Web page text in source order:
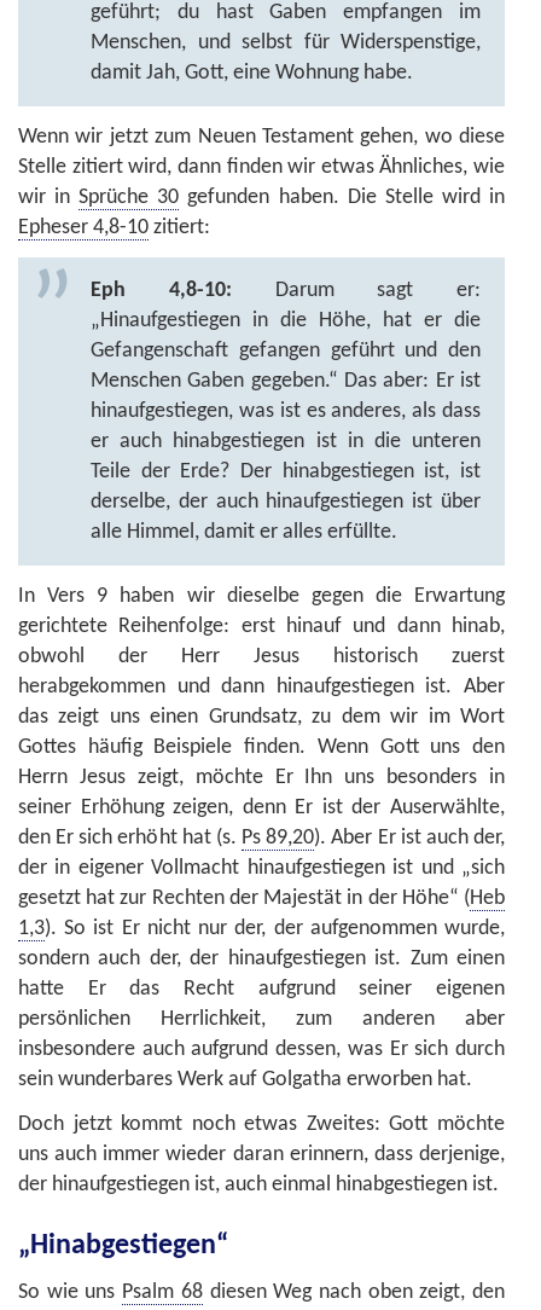
geführt; du hast Gaben empfangen im
Menschen, und selbst für Widerspenstige,
damit Jah, Gott, eine Wohnung habe.
Wenn wir jetzt zum Neuen Testament gehen, wo diese
Stelle zitiert wird, dann finden wir etwas Ähnliches, wie
wir inSprüche 30 gefunden haben. Die Stelle wird in
Epheser 4,8-10 zitiert:
Eph 4,8-10: Darum sagt er:
„Hinaufgestiegen in die Höhe, hat er die
Gefangenschaft gefangen geführt und den
Menschen Gaben gegeben.“ Das aber: Er ist
hinaufgestiegen, was ist es anderes, als dass
er auch hinabgestiegen ist in die unteren
Teile der Erde? Der hinabgestiegen ist, ist
derselbe, der auch hinaufgestiegen ist über
alle Himmel, damit er alles erfüllte.
In Vers 9 haben wir dieselbe gegen die Erwartung
gerichtete Reihenfolge: erst hinauf und dann hinab,
obwohl der Herr Jesus historisch zuerst
herabgekommen und dann hinaufgestiegen ist. Aber
das zeigt uns einen Grundsatz, zu dem wir im Wort
Gottes häufig Beispiele finden. Wenn Gott uns den
Herrn Jesus zeigt, möchte Er Ihn uns besonders in
seiner Erhöhung zeigen, denn Er ist der Auserwählte,
den Er sich erhöht hat (s. Ps 89,20). Aber Er ist auch der,
der in eigener Vollmacht hinaufgestiegen ist und „sich
gesetzt hat zur Rechten der Majestät in der Höhe“ (Heb
1,3). So ist Er nicht nur der, der aufgenommen wurde,
sondern auch der, der hinaufgestiegen ist. Zum einen
hatte Er das Recht aufgrund seiner eigenen
persönlichen Herrlichkeit, zum anderen aber
insbesondere auch aufgrund dessen, was Er sich durch
sein wunderbares Werk auf Golgatha erworben hat.
Doch jetzt kommt noch etwas Zweites: Gott möchte
uns auch immer wieder daran erinnern, dass derjenige,
der hinaufgestiegen ist, auch einmal hinabgestiegen ist.
„Hinabgestiegen“
So wie uns Psalm 68diesen Weg nach oben zeigt, den